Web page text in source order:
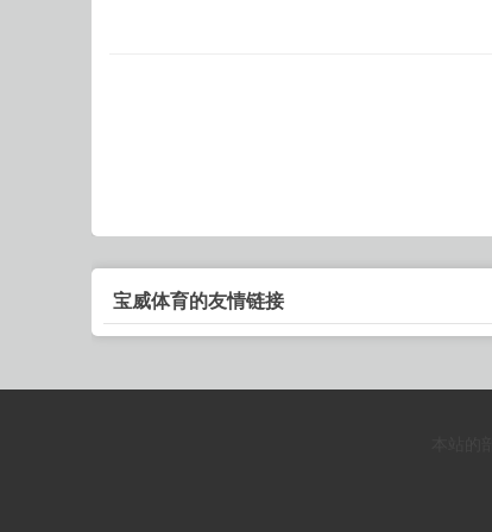
宝威体育的友情链接